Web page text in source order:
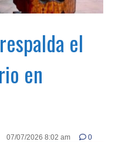
el
en
07/07/2026 8:02 am 0